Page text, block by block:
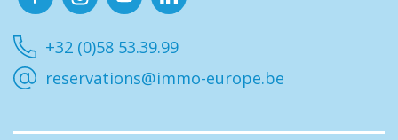
+32 (0)58 53.39.99
reservations@immo-europe.be